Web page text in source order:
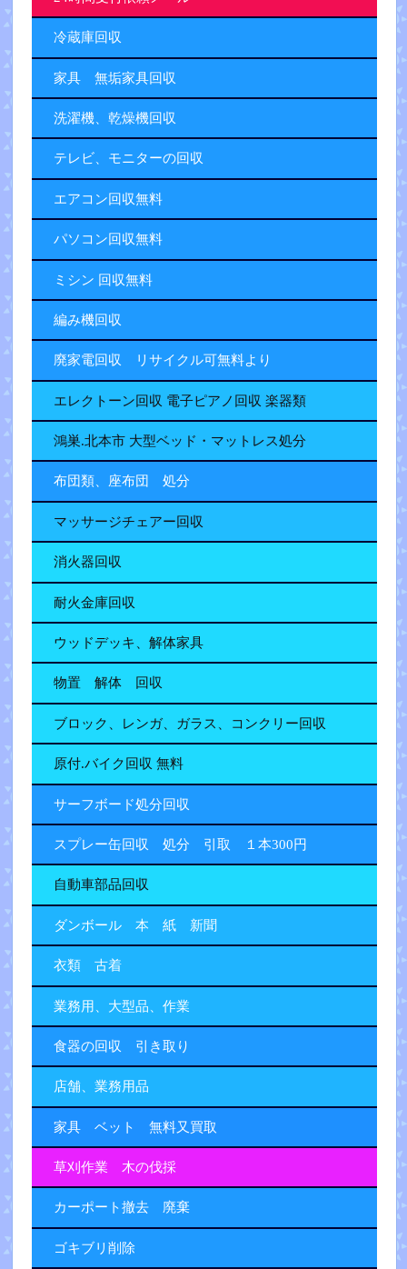
冷蔵庫回収
家具 無垢家具回収
洗濯機、乾燥機回収
テレビ、モニターの回収
エアコン回収無料
パソコン回収無料
ミシン 回収無料
編み機回収
廃家電回収 リサイクル可無料より
エレクトーン回収 電子ピアノ回収 楽器類
鴻巣.北本市 大型ベッド・マットレス処分
布団類、座布団 処分
マッサージチェアー回収
消火器回収
耐火金庫回収
ウッドデッキ、解体家具
物置 解体 回収
ブロック、レンガ、ガラス、コンクリー回収
原付.バイク回収 無料
サーフボード処分回収
スプレー缶回収 処分 引取 １本300円
自動車部品回収
ダンボール 本 紙 新聞
衣類 古着
業務用、大型品、作業
食器の回収 引き取り
店舗、業務用品
家具 ベット 無料又買取
草刈作業 木の伐採
カーポート撤去 廃棄
ゴキブリ削除